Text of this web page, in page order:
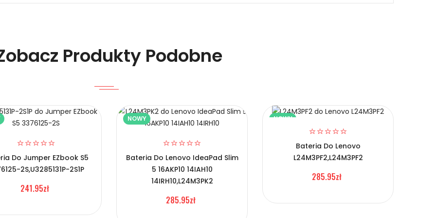
LPW38285
Produkty Podobne
Do Jumper EZbook S5
2S,U3285131P-2S1P
241.95zł
NOWY
Bateria Do Lenovo IdeaPad Slim
5 16AKP10 14IAH10
14IRH10,L24M3PK2
285.95zł
NOWY
Bateria Do Lenovo
L24M3PF2,L24M3PF2
285.95zł